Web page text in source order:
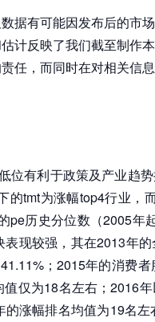
据有可能因发布后的市
计反映了我们截至制作
任，而同时在对相关信
位有利于政策及产业趋
的tmt为涨幅top4行业，
pe历史分位数（2005年
现较强，其在2013年
；2015年的消费
仅为18名左右；2016
涨幅排名均值为19名